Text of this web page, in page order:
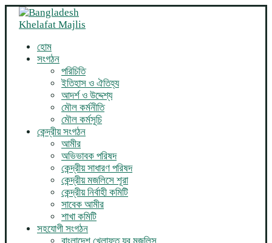
হোম
সংগঠন
পরিচিতি
ইতিহাস ও ঐতিহ্য
আদর্শ ও উদ্দেশ্য
মৌল কর্মনীতি
মৌল কর্মসূচি
কেন্দ্রীয় সংগঠন
আমীর
অভিভাবক পরিষদ
কেন্দ্রীয় সাধারণ পরিষদ
কেন্দ্রীয় মজলিসে শূরা
কেন্দ্রীয় নির্বাহী কমিটি
সাবেক আমীর
শাখা কমিটি
সহযোগী সংগঠন